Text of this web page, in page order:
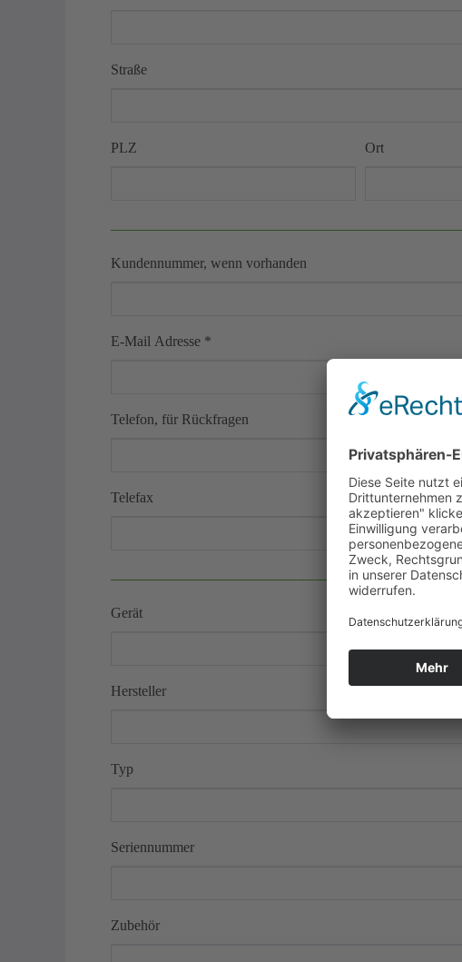
Straße
PLZ Ort
Kundennummer, wenn vorhanden
E-Mail Adresse *
Telefon, für Rückfragen
Telefax
Gerät
Hersteller
Typ
Seriennummer
Zubehör